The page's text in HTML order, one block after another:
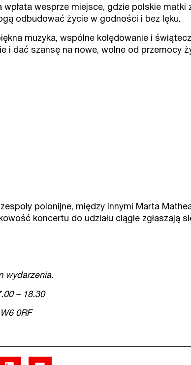
wesprze miejsce, gdzie polskie
odbudować życie w godności i bez lęku.
muzyka, wspólne kolędowanie i
i dać szansę na nowe, wolne od przemocy
polonijne, między innymi Marta
koncertu do udziału ciągle
wydarzenia.
– 18.30
0RF